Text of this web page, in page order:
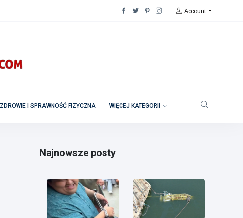
Account
ZDROWIE I SPRAWNOŚĆ FIZYCZNA WIĘCEJ KATEGORII
Najnowsze posty